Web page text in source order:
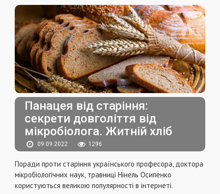
Панацея від старіння:
секрети довголіття від
мікробіолога. Житній хліб
09.09.2022 1296
Поради проти старіння українського професора, доктора
мікробіологічних наук, травниці Нінель Осипенко
користуються великою популярності в інтернеті.